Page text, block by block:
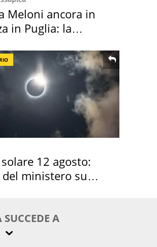
Meloni ancora in
in Puglia: la
12 agosto:
del ministero su